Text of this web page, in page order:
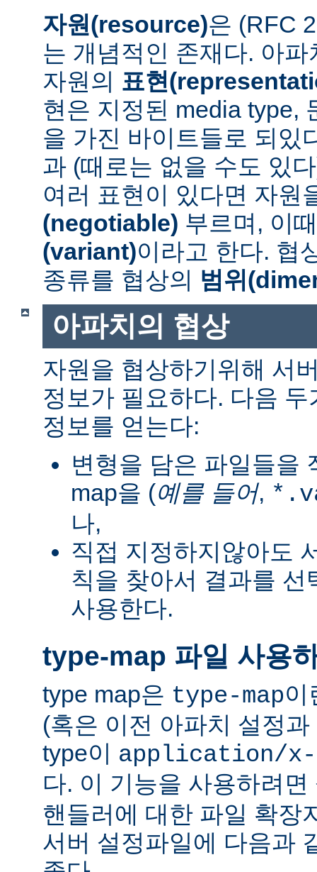
자원(resource)은 (RFC
는 개념적인 존재다. 아
자원의 표현
현은 지정된 media type,
을 가진 바이트들로 되있
과 (때로는 없을 수도 있
여러 표현이 있다면 자원
(negotiable) 부르며, 이
(variant)이라고 한다. 협
종류를 협상의 범위
아파치의 협상
자원을 협상하기위해 서
정보가 필요하다. 다음
정보를 얻는다:
변형을 담은 파일들을
map을 (예를 들어,
나,
직접 지정하지않아도
칙을 찾아서 결과를
사용한다.
type-map 파일 사용
type map은 type-map이
(혹은 이전 아파치 설정
type이 application/x-
다. 이 기능을 사용하려
핸들러에 대한 파일 확장
서버 설정파일에 다음과